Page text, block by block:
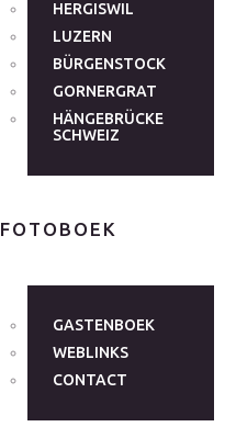
HERGISWIL
LUZERN
BÜRGENSTOCK
GORNERGRAT
HÄNGEBRÜCKE
SCHWEIZ
FOTOBOEK
GASTENBOEK
WEBLINKS
CONTACT